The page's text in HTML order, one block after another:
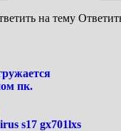
пк.
s17 gx701lxs